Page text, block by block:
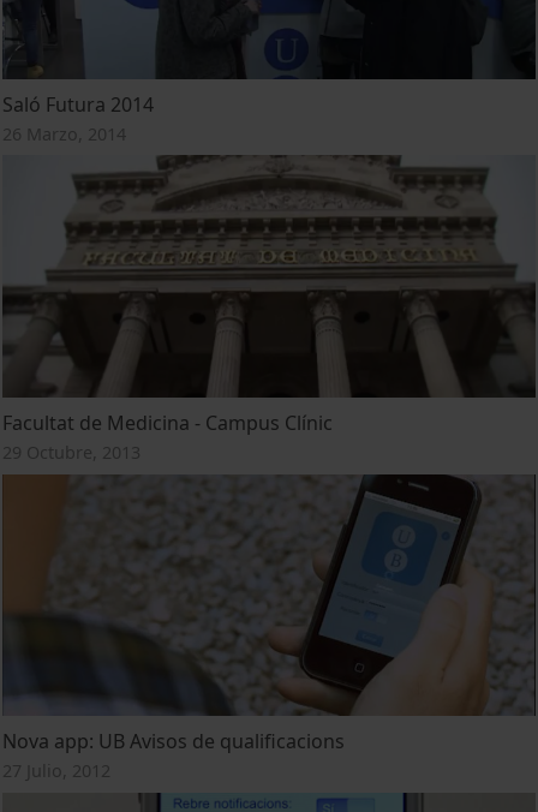
Saló Futura 2014
26 Marzo, 2014
Facultat de Medicina - Campus Clínic
29 Octubre, 2013
Nova app: UB Avisos de qualificacions
27 Julio, 2012